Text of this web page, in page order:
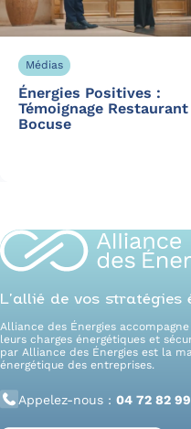
Médias
Énergies Positives :
Témoignage
Bocuse
L’allié de vos stratégies
Alliance des Énergies
leurs charges énergétiques et
par Alliance des Énergies est la
énergétique des entreprises.
Appelez-nous : 04 72 82